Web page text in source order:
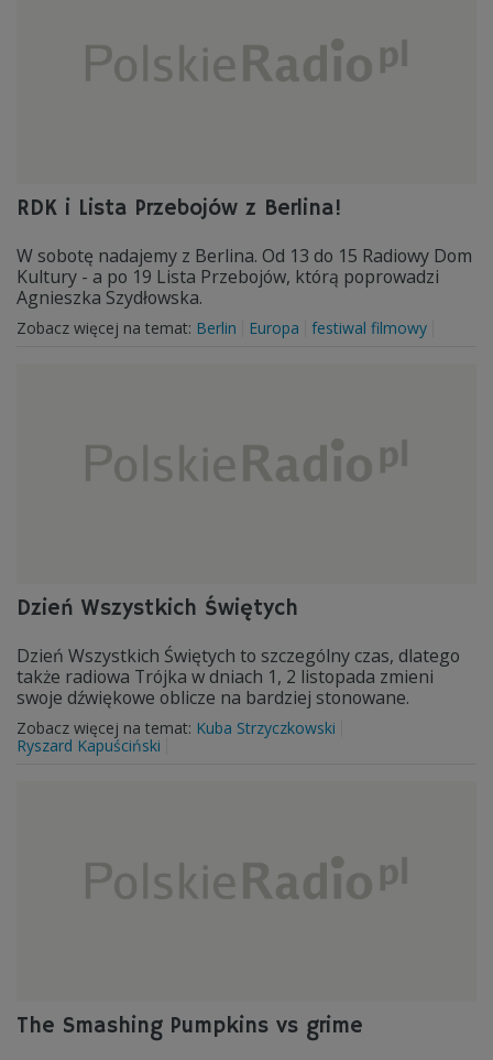
RDK i Lista Przebojów z Berlina!
W sobotę nadajemy z Berlina. Od 13 do 15 Radiowy Dom
Kultury - a po 19 Lista Przebojów, którą poprowadzi
Agnieszka Szydłowska.
Zobacz więcej na temat: Berlin Europa festiwal filmowy
Dzień Wszystkich Świętych
Dzień Wszystkich Świętych to szczególny czas, dlatego
także radiowa Trójka w dniach 1, 2 listopada zmieni
swoje dźwiękowe oblicze na bardziej stonowane.
Zobacz więcej na temat: Kuba Strzyczkowski
Ryszard Kapuściński
The Smashing Pumpkins vs grime